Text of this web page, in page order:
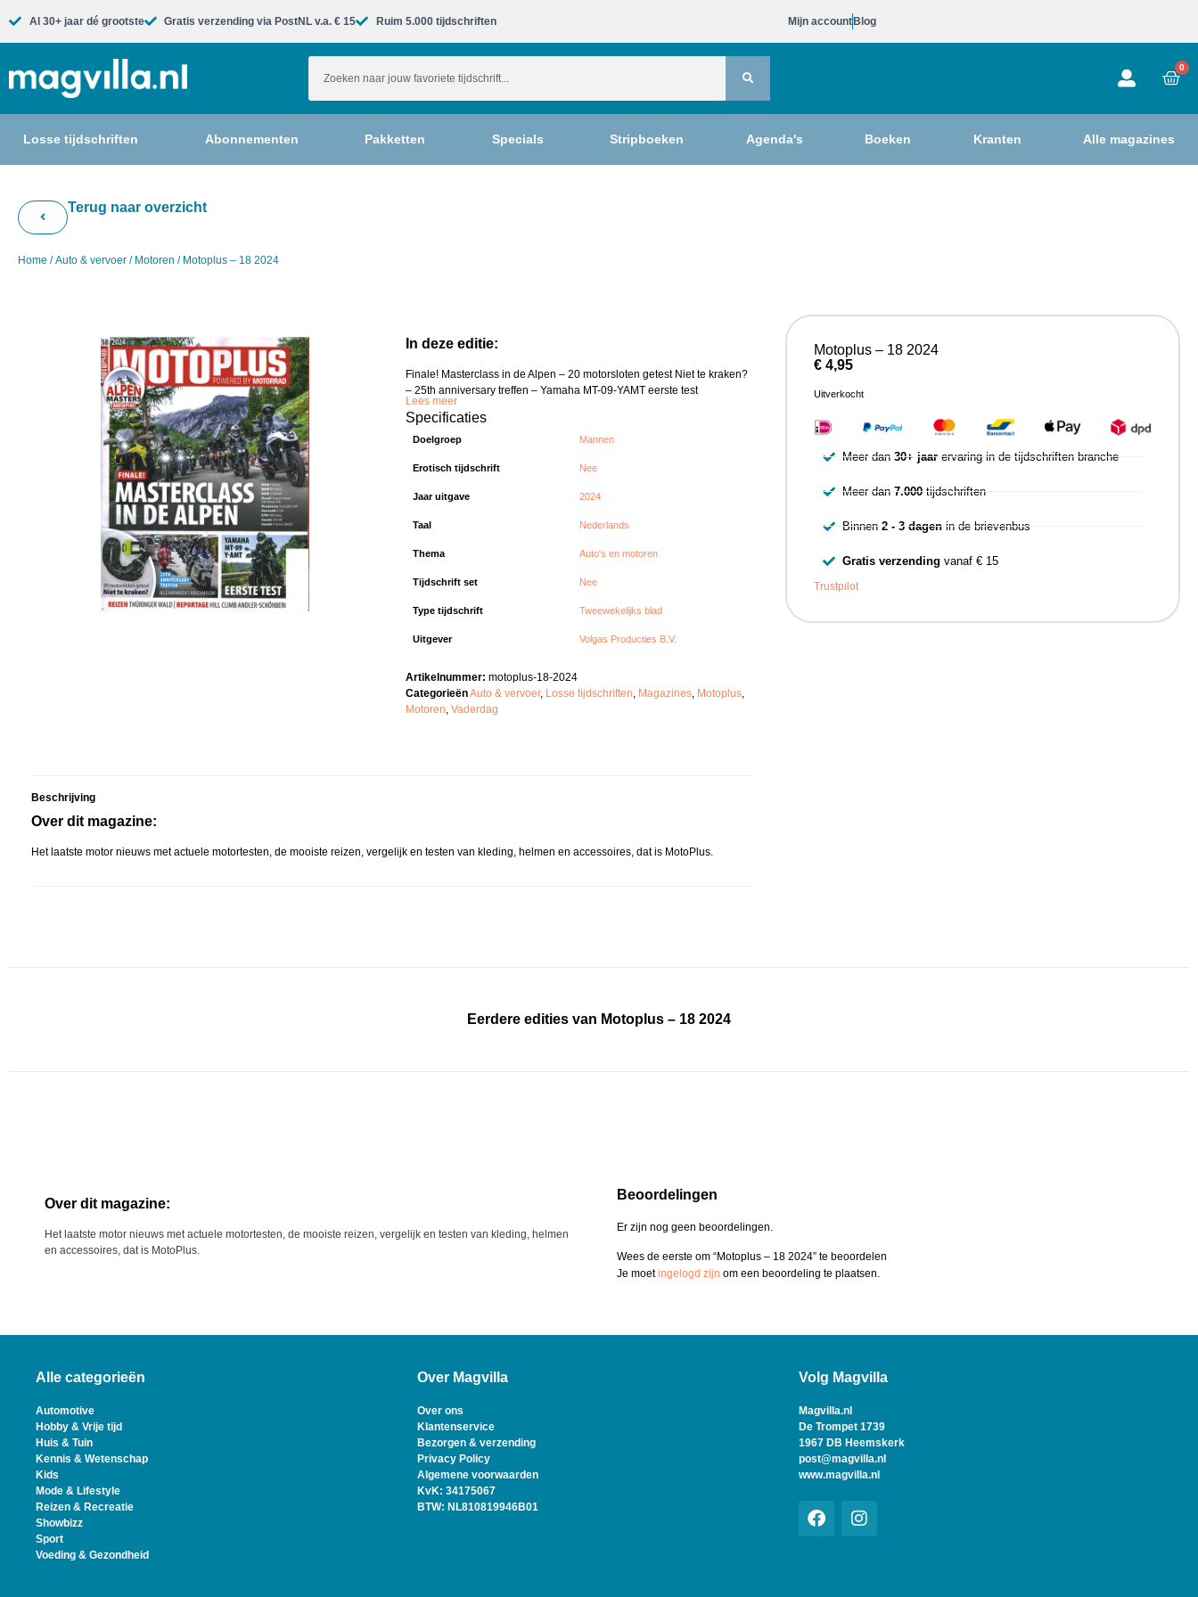
Al 30+ jaar dé grootste​ Gratis verzending via PostNL v.a. € 15 Ruim 5.000 tijdschriften​ Mijn account Blog
0
Losse tijdschriften Abonnementen Pakketten Specials Stripboeken Agenda's Boeken Kranten Alle magazines
Terug naar overzicht
Home /Auto & vervoer / Motoren / Motoplus – 18 2024
In deze editie:
Finale! Masterclass in de Alpen – 20 motorsloten getest Niet te kraken?
– 25th anniversary treffen – Yamaha MT-09-YAMT eerste test
Lees meer
Specificaties
Doelgroep Mannen
Erotisch tijdschrift Nee
Jaar uitgave 2024
Taal Nederlands
Thema Auto's en motoren
Tijdschrift set Nee
Type tijdschrift Tweewekelijks blad
Uitgever Volgas Producties B.V.
Artikelnummer:motoplus-18-2024
CategorieënAuto & vervoer, Losse tijdschriften, Magazines, Motoplus,
Motoren,Vaderdag
Beschrijving
Over dit magazine:
Het laatste motor nieuws met actuele motortesten, de mooiste reizen, vergelijk en testen van kleding, helmen en accessoires, dat is MotoPlus.
Motoplus – 18 2024
€4,95
Uitverkocht
Meer dan30+ jaar ervaring in de tijdschriften branche
Meer dan7.000 tijdschriften
Binnen2 - 3 dagen in de brievenbus
Gratis verzending vanaf € 15
Trustpilot
Eerdere edities van Motoplus – 18 2024
Over dit magazine:
Het laatste motor nieuws met actuele motortesten, de mooiste reizen, vergelijk en testen van kleding, helmen
en accessoires, dat is MotoPlus.
Beoordelingen
Er zijn nog geen beoordelingen.
Wees de eerste om “Motoplus – 18 2024” te beoordelen
Je moetingelogd zijn om een beoordeling te plaatsen.
Alle categorieën
Automotive
Hobby & Vrije tijd
Huis & Tuin
Kennis & Wetenschap
Kids
Mode & Lifestyle
Reizen & Recreatie
Showbizz
Sport
Voeding & Gezondheid
Over Magvilla
Over ons
Klantenservice
Bezorgen & verzending
Privacy Policy
Algemene voorwaarden
KvK: 34175067
BTW: NL810819946B01
Volg Magvilla
Magvilla.nl
De Trompet 1739
1967 DB Heemskerk
post@magvilla.nl
www.magvilla.nl